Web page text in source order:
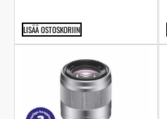
LISÄÄ OSTOSKORIIN